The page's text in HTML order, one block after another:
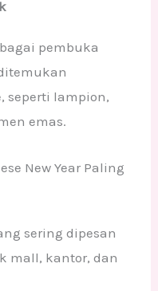
pembuka
seperti lampion,
emas.
New Year Paling
sering dipesan
mall, kantor, dan